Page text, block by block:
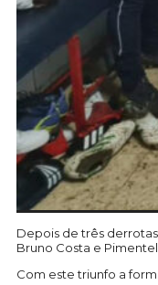
Depois de três
Bruno Costa e
Com este triunfo a